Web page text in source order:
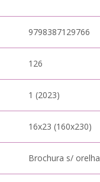
9798387129766
126
1 (2023)
16x23 (160x230)
Brochura s/ orelha